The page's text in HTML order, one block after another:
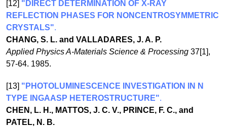
[12] "DIRECT DETERMINATION OF X-RAY
REFLECTION PHASES FOR NONCENTROSYMMETRIC
CRYSTALS".
CHANG, S. L. and VALLADARES, J. A. P.
Applied Physics A-Materials Science & Processing 37[1],
57-64. 1985.
[13] "PHOTOLUMINESCENCE INVESTIGATION IN N
TYPE INGAASP HETEROSTRUCTURE".
CHEN, L. H., MATTOS, J. C. V., PRINCE, F. C., and
PATEL, N. B.